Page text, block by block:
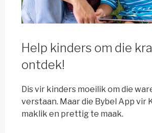
Help kinders om die
ontdek!
Dis vir kinders moeilik om die
verstaan. Maar die Bybel App vir
maklik en prettig te maak.